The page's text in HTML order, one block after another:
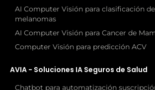
AI Computer Visión para clasificación de
melanomas
AI Computer Visión para Cancer de
Computer Visión para predicción ACV
AVIA - Soluciones IA Seguros de Salud
Chatbot para automatización